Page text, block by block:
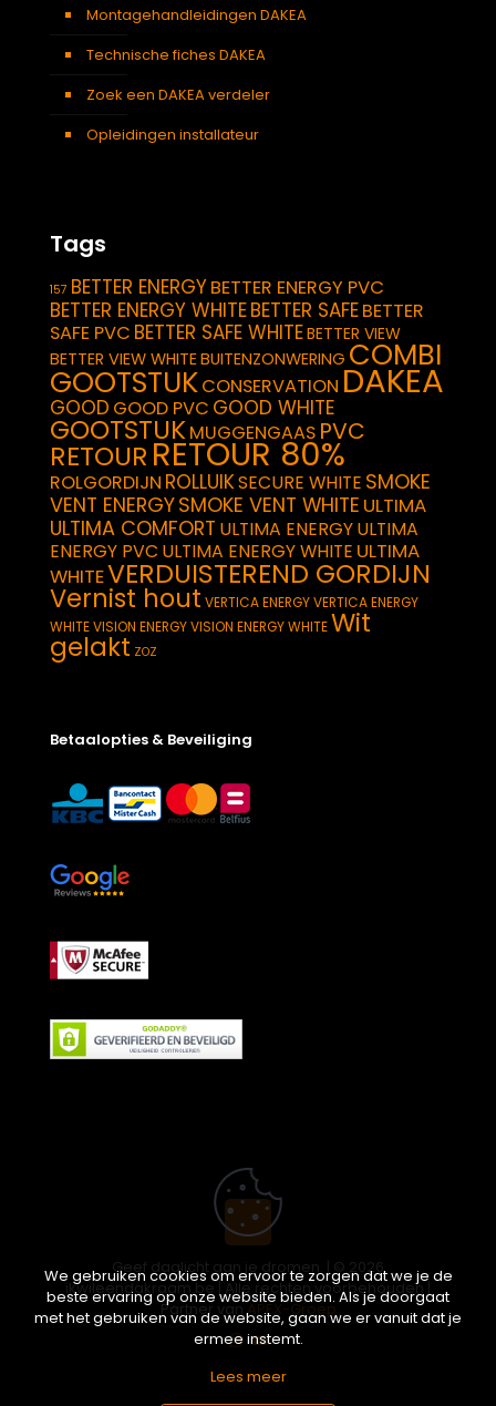
Montagehandleidingen DAKEA
Technische fiches DAKEA
Zoek een DAKEA verdeler
Opleidingen installateur
Tags
157 BETTER ENERGYBETTER ENERGY PVC
BETTER ENERGY WHITEBETTER SAFEBETTER
SAFE PVC BETTER SAFE WHITEBETTER VIEW
BETTER VIEW WHITEBUITENZONWERING COMBI
GOOTSTUKCONSERVATION DAKEA
GOOD GOOD PVC GOOD WHITE
GOOTSTUKMUGGENGAAS PVC
RETOUR RETOUR 80%
ROLGORDIJN ROLLUIKSECURE WHITE SMOKE
VENT ENERGYSMOKE VENT WHITE ULTIMA
ULTIMA COMFORT ULTIMA ENERGYULTIMA
ENERGY PVC ULTIMA ENERGY WHITE ULTIMA
WHITEVERDUISTEREND GORDIJN
Vernist hout VERTICA ENERGYVERTICA ENERGY
WHITEVISION ENERGYVISION ENERGY WHITEWit
gelakt ZOZ
Betaalopties & Beveiliging
Geef daglicht aan je dromen. | © 2026
ikwileendakraam.be | Alle rechten voorbehouden |
Partner vanAPEX-Groep
We gebruiken cookies om ervoor te zorgen dat we je de
beste ervaring op onze website bieden. Als je doorgaat
met het gebruiken van de website, gaan we er vanuit dat je
ermee instemt.
Lees meer